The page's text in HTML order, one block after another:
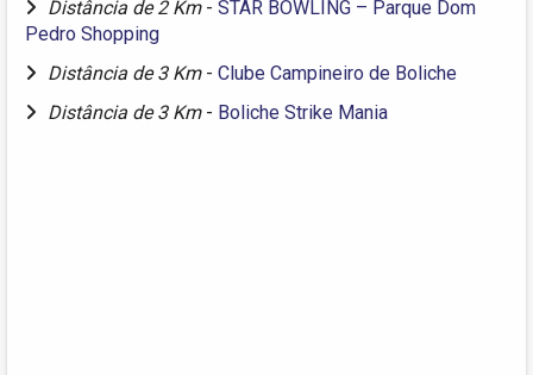
Distância de 2 Km - STAR BOWLING – Parque Dom
Pedro Shopping
Distância de 3 Km - Clube Campineiro de Boliche
Distância de 3 Km - Boliche Strike Mania